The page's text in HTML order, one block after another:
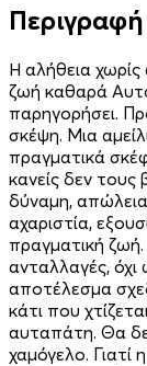
Περιγραφή
Η αλήθεια χωρίς
ζωή καθαρά
παρηγορήσει.
σκέψη. Μια
πραγματικά
κανείς δεν τους
δύναμη,
αχαριστία,
πραγματική ζωή.
ανταλλαγές, όχι
αποτέλεσμα
κάτι που
αυταπάτη. Θα
χαμόγελο. Γιατί